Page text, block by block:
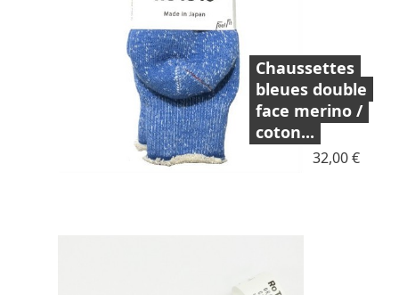
Chaussettes
bleues double
face merino /
coton...
Prix
32,00 €